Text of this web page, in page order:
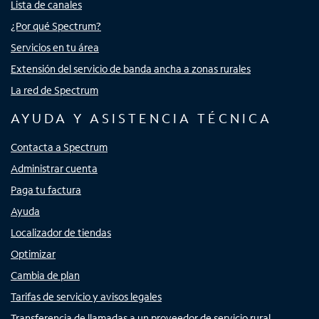
Lista de canales
¿Por qué Spectrum?
Servicios en tu área
Extensión del servicio de banda ancha a zonas rurales
La red de Spectrum
AYUDA Y ASISTENCIA TÉCNICA
Contacta a Spectrum
Administrar cuenta
Paga tu factura
Ayuda
Localizador de tiendas
Optimizar
Cambia de plan
Tarifas de servicio y avisos legales